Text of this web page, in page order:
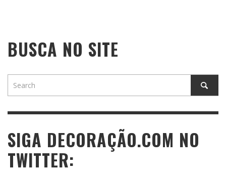
BUSCA NO SITE
SIGA DECORAÇÃO.COM NO
TWITTER: